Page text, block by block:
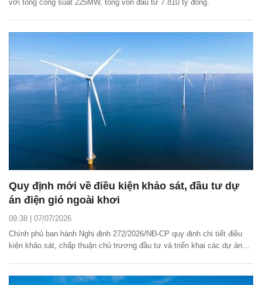
với tổng công suất 225MW, tổng vốn đầu tư 7.810 tỷ đồng.
Quy định mới về điều kiện khảo sát, đầu tư dự
án điện gió ngoài khơi
09:38 | 07/07/2026
Chính phủ ban hành Nghị định 272/2026/NĐ-CP quy định chi tiết điều
kiện khảo sát, chấp thuận chủ trương đầu tư và triển khai các dự án